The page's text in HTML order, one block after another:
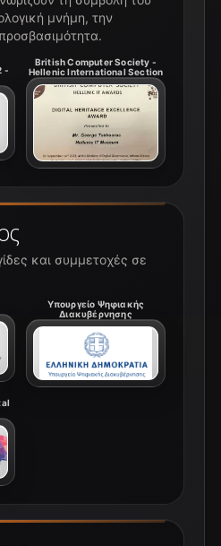
και συμμετοχές σε
Υπουργείο Ψηφιακής
Διακυβέρνησης
μνήμη, την
-
British Computer Society -
Hellenic International Section